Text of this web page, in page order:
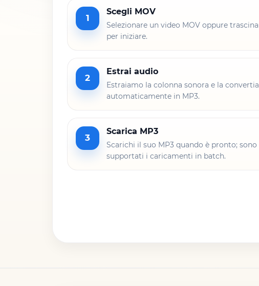
1
Scegli MOV
Selezionare un video MOV oppure
per iniziare.
2
Estrai audio
Estraiamo la colonna sonora e la
automaticamente in MP3.
3
Scarica MP3
Scarichi il suo MP3 quando è pronto; sono
supportati i caricamenti in batch.